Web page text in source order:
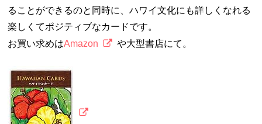
ることができるのと同時に、ハワイ文化にも詳しくなれる
楽しくてポジティブなカードです。
お買い求めはAmazon や大型書店にて。